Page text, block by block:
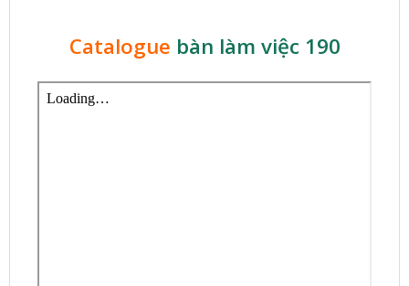
Catalogue bàn làm việc 190